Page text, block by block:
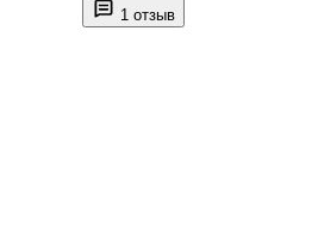
1 отзыв
Пакет выполнен из бумаги и